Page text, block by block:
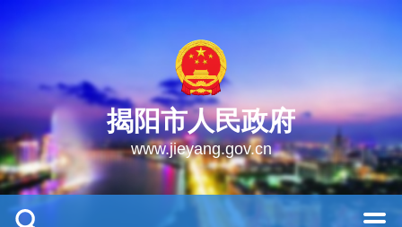
揭阳市人民政府
www.jieyang.gov.cn